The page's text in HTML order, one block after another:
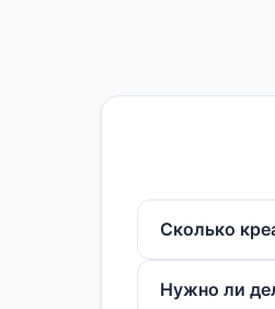
Сколько
Нужно ли